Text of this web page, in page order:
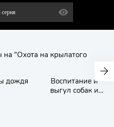
серия
"Охота на крылатого
дождя
Воспитание и
выгул собак и